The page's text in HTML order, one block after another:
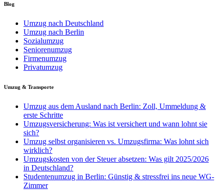
Blog
Umzug nach Deutschland
Umzug nach Berlin
Sozialumzug
Seniorenumzug
Firmenumzug
Privatumzug
Umzug & Transporte
Umzug aus dem Ausland nach Berlin: Zoll, Ummeldung &
erste Schritte
Umzugsversicherung: Was ist versichert und wann lohnt sie
sich?
Umzug selbst organisieren vs. Umzugsfirma: Was lohnt sich
wirklich?
Umzugskosten von der Steuer absetzen: Was gilt 2025/2026
in Deutschland?
Studentenumzug in Berlin: Günstig & stressfrei ins neue WG-
Zimmer